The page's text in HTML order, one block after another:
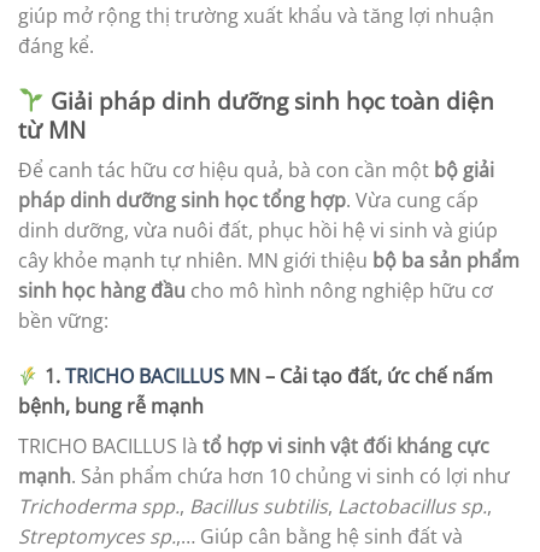
giúp mở rộng thị trường xuất khẩu và tăng lợi nhuận
đáng kể.
Giải pháp dinh dưỡng sinh học toàn diện
từ MN
Để canh tác hữu cơ hiệu quả, bà con cần một bộ giải
pháp dinh dưỡng sinh học tổng hợp. Vừa cung cấp
dinh dưỡng, vừa nuôi đất, phục hồi hệ vi sinh và giúp
cây khỏe mạnh tự nhiên. MN giới thiệu bộ ba sản phẩm
sinh học hàng đầu cho mô hình nông nghiệp hữu cơ
bền vững:
1.TRICHO BACILLUS MN – Cải tạo đất, ức chế nấm
bệnh, bung rễ mạnh
TRICHO BACILLUS là tổ hợp vi sinh vật đối kháng cực
mạnh. Sản phẩm chứa hơn 10 chủng vi sinh có lợi như
Trichoderma spp., Bacillus subtilis, Lactobacillus sp.,
Streptomyces sp.,… Giúp cân bằng hệ sinh đất và